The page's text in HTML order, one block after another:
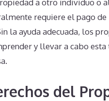
a otro individuo o
requiere el pago
la ayuda adecuada, los
y llevar a cabo esta
del